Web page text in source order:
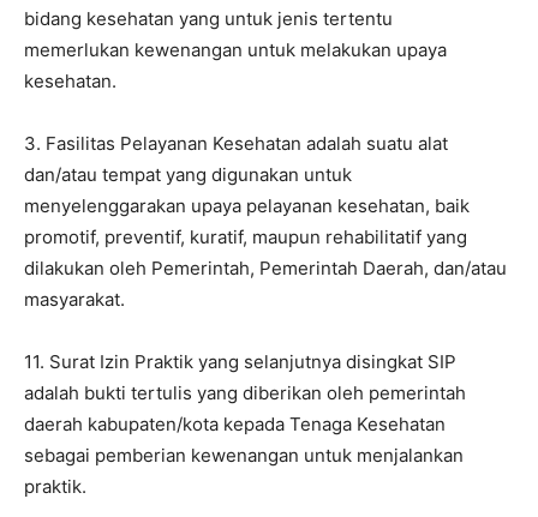
bidang kesehatan yang untuk jenis tertentu
memerlukan kewenangan untuk melakukan upaya
kesehatan.
3. Fasilitas Pelayanan Kesehatan adalah suatu alat
dan/atau tempat yang digunakan untuk
menyelenggarakan upaya pelayanan kesehatan, baik
promotif, preventif, kuratif, maupun rehabilitatif yang
dilakukan oleh Pemerintah, Pemerintah Daerah, dan/atau
masyarakat.
11. Surat Izin Praktik yang selanjutnya disingkat SIP
adalah bukti tertulis yang diberikan oleh pemerintah
daerah kabupaten/kota kepada Tenaga Kesehatan
sebagai pemberian kewenangan untuk menjalankan
praktik.